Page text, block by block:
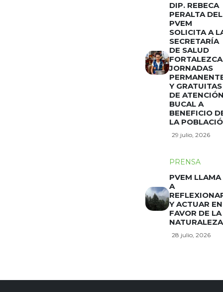
DIP. REBECA
PERALTA DEL
PVEM
SOLICITA A
SECRETARÍA
DE SALUD
FORTALEZCA
JORNADAS
Y GRATUITAS
DE
BUCAL A
BENEFICIO
LA
29 julio, 2026
PRENSA
PVEM LLAMA
A
Y ACTUAR EN
FAVOR DE LA
NATURALEZA
28 julio, 2026